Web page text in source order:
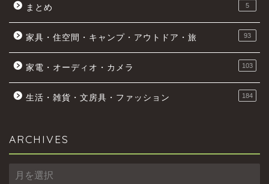
まとめ 5
家具・住空間・キャンプ・アウトドア・旅 93
家電・オーディオ・カメラ 103
生活・雑貨・文房具・ファッション 184
ARCHIVES